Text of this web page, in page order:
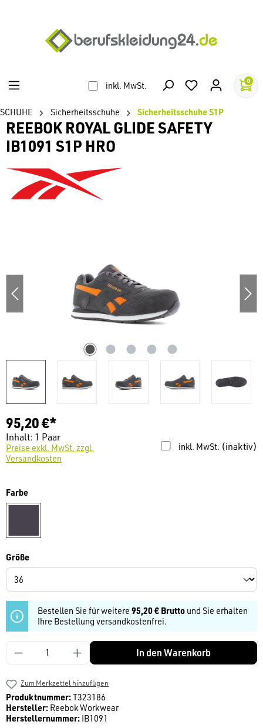
inkl. MwSt. 0
SCHUHE Sicherheitsschuhe Sicherheitsschuhe S1P
REEBOK ROYAL GLIDE SAFETY
IB1091 S1P HRO
95,20 €*
Inhalt: 1 Paar
inkl. MwSt. (inaktiv)
Preise exkl. MwSt. zzgl.
Versandkosten
Farbeauswählen
Größeauswählen
Bestellen Sie für weitere 95,20 € Brutto und Sie erhalten
Ihre Bestellung versandkostenfrei.
Produkt Anzahl: Gib den gewünschten Wert
In den Warenkorb
Zum Merkzettel hinzufügen
Produktnummer:T323186
Hersteller: Reebok Workwear
Herstellernummer: IB1091